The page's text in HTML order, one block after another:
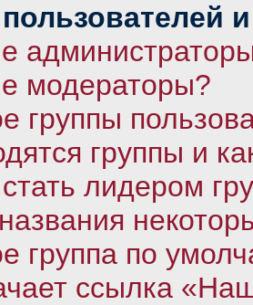
модераторы?
группы
группы и
лидером
группа по
ссылка